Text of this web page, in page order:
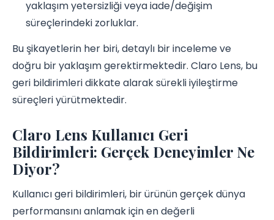
yaklaşım yetersizliği veya iade/değişim
süreçlerindeki zorluklar.
Bu şikayetlerin her biri, detaylı bir inceleme ve
doğru bir yaklaşım gerektirmektedir. Claro Lens, bu
geri bildirimleri dikkate alarak sürekli iyileştirme
süreçleri yürütmektedir.
Claro Lens Kullanıcı Geri
Bildirimleri: Gerçek Deneyimler Ne
Diyor?
Kullanıcı geri bildirimleri, bir ürünün gerçek dünya
performansını anlamak için en değerli